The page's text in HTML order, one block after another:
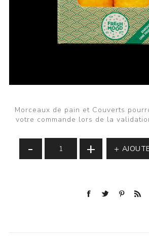
Morceaux de pain et Couverts
votre commande lors de la
- +